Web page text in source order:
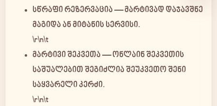
სწრაფი რეზერვაცია — მარტივად დაჯავშნე
მაგიდა ან მიტანის სერვისი.
\r\n\t
მარტივი შეკვეთა — ონლაინ შეკვეთის
საშუალებით შეგიძლია შეუკვეთო შენი
საყვარელი კერძი.
\r\n\t